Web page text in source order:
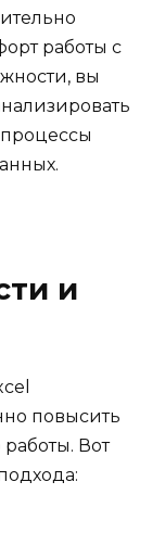
работы с
вы
и
повысить
Вот